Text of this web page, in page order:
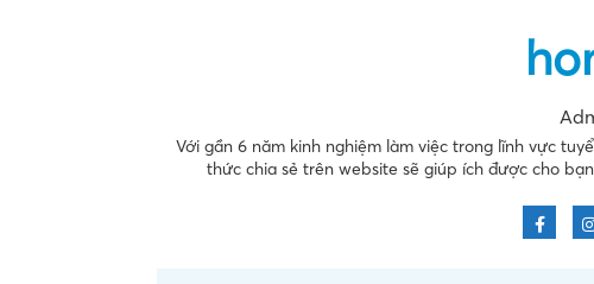
Với gần 6 năm kinh nghiệm làm việc trong lĩnh vực
thức chia sẻ trên website sẽ giúp ích được cho